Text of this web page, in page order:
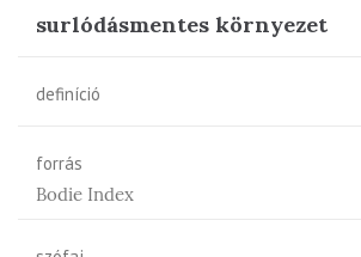
surlódásmentes környezet
definíció
forrás
Bodie Index